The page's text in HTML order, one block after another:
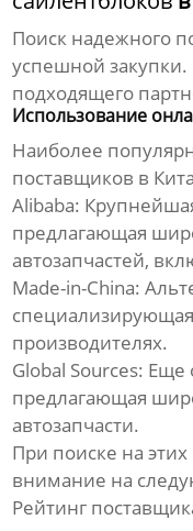
Поиск надежного
успешной закупки.
подходящего
Использование
Наиболее
поставщиков в
Alibaba:
предлагающая
автозапчастей,
Made-in-China:
производителях.
Global Sources: Еще
предлагающая
автозапчасти.
При поиске на
внимание на
Рейтинг